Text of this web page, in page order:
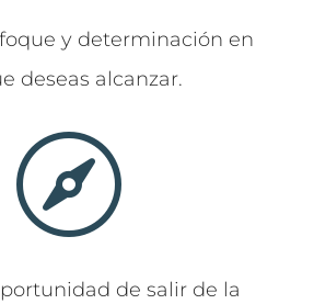
y determinación en
deseas alcanzar.

de salir de la